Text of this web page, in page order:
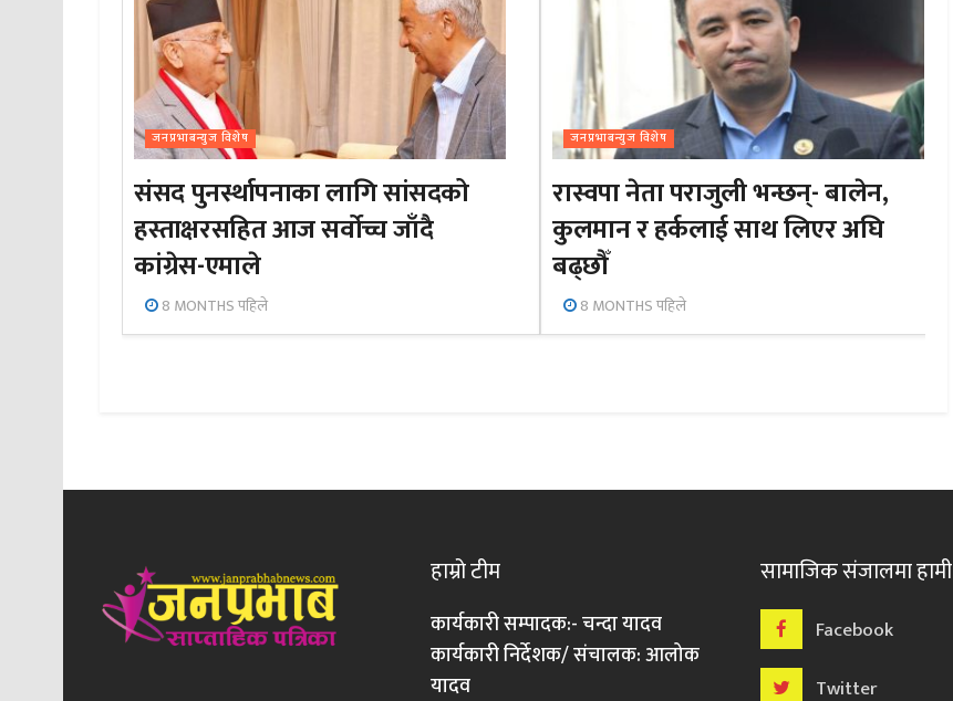
जनप्रभाबन्युज विशेष
संसद पुनर्स्थापनाका लागि सांसदको
हस्ताक्षरसहित आज सर्वोच्च जाँदै
कांग्रेस-एमाले
8 MONTHS पहिले
जनप्रभाबन्युज विशेष
रास्वपा नेता पराजुली भन्छन्- बालेन,
कुलमान र हर्कलाई साथ लिएर अघि
बढ्छौँ
8 MONTHS पहिले
हाम्रो टीम
कार्यकारी सम्पादक:- चन्दा यादव
कार्यकारी निर्देशक/ संचालक: आलोक
यादव
सामाजिक संजालमा हामी
Facebook
Twitter